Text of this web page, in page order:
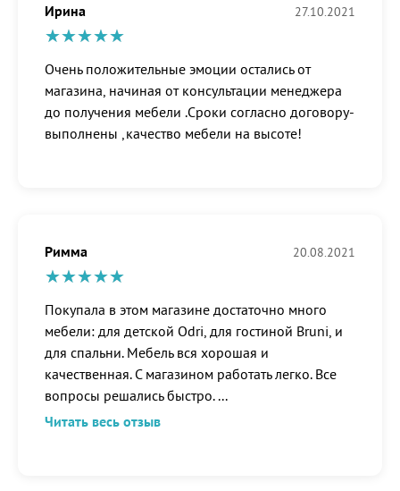
Ирина 27.10.2021
Очень положительные эмоции остались от
магазина, начиная от консультации менеджера
до получения мебели .Сроки согласно договору-
выполнены ,качество мебели на высоте!
Римма 20.08.2021
Покупала в этом магазине достаточно много
мебели: для детской Odri, для гостиной Bruni, и
для спальни. Мебель вся хорошая и
качественная. С магазином работать легко. Все
вопросы решались быстро. ...
Читать весь отзыв